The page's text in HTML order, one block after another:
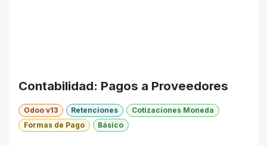
Contabilidad: Pagos a Proveedores
Odoo v13 Retenciones
Cotizaciones Moneda
Formas de Pago
Básico